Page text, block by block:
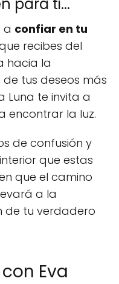
a confiar en tu
recibes del
hacia la
tus deseos más
Luna te invita a
encontrar la luz.
de confusión y
que estas
que el camino
a la
de tu verdadero
Eva